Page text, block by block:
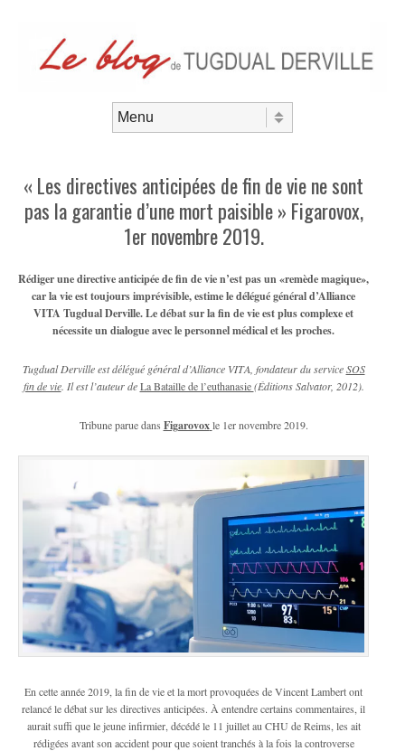
« Les directives anticipées de fin de vie ne sont
pas la garantie d’une mort paisible » Figarovox,
1er novembre 2019.
Rédiger une directive anticipée de fin de vie n’est pas un «remède magique»,
car la vie est toujours imprévisible, estime le délégué général d’Alliance
VITA Tugdual Derville. Le débat sur la fin de vie est plus complexe et
nécessite un dialogue avec le personnel médical et les proches.
Tugdual Derville est délégué général d’Alliance VITA, fondateur du serviceSOS
fin de vie. Il est l’auteur deLa Bataille de l’euthanasie(Éditions Salvator, 2012).
Tribune parue dans Figarovox le 1er novembre 2019.
En cette année 2019, la fin de vie et la mort provoquées de Vincent Lambert ont
relancé le débat sur les directives anticipées. À entendre certains commentaires, il
aurait suffi que le jeune infirmier, décédé le 11 juillet au CHU de Reims, les ait
rédigées avant son accident pour que soient tranchés à la fois la controverse